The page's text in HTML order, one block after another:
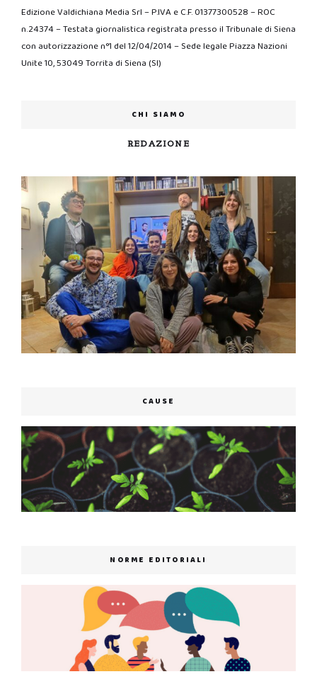
Edizione Valdichiana Media Srl – P.IVA e C.F. 01377300528 – ROC
n.24374 – Testata giornalistica registrata presso il Tribunale di Siena
con autorizzazione n°1 del 12/04/2014 – Sede legale Piazza Nazioni
Unite 10, 53049 Torrita di Siena (SI)
CHI SIAMO
REDAZIONE
CAUSE
NORME EDITORIALI